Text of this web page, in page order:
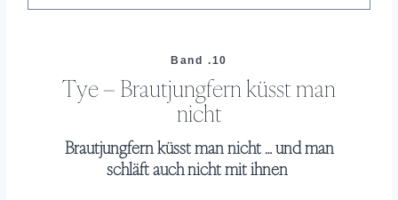
Band .10
Tye – Brautjungfern küsst man
nicht
Brautjungfern küsst man nicht … und man
schläft auch nicht mit ihnen